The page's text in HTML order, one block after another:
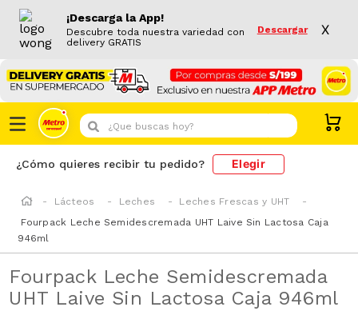
¡Descarga la App!
Descubre toda nuestra variedad con
delivery GRATIS
Descargar X
¿Que buscas hoy?
¿Cómo quieres recibir tu pedido? Elegir
Lácteos Leches
Leches Frescas y UHT
Fourpack Leche Semidescremada UHT Laive Sin Lactosa Caja
946ml
Fourpack Leche Semidescremada
UHT Laive Sin Lactosa Caja 946ml